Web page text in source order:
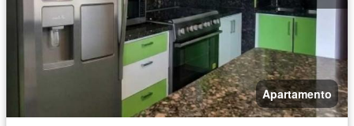
Apartamento